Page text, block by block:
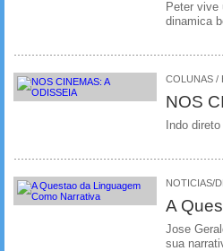
Peter vive
dinamica
COLUNAS /
NOS
Indo
NOTICIAS/
A
Jose
sua